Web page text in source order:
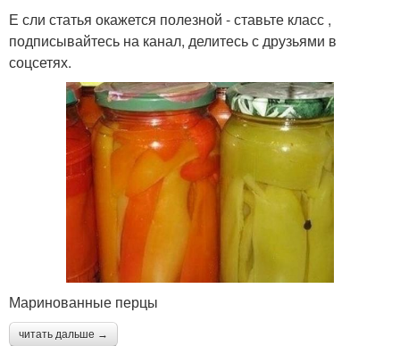
Е сли статья окажется полезной - ставьте класс ,
подписывайтесь на канал, делитесь с друзьями в
соцсетях.
Маринованные перцы
читать дальше →